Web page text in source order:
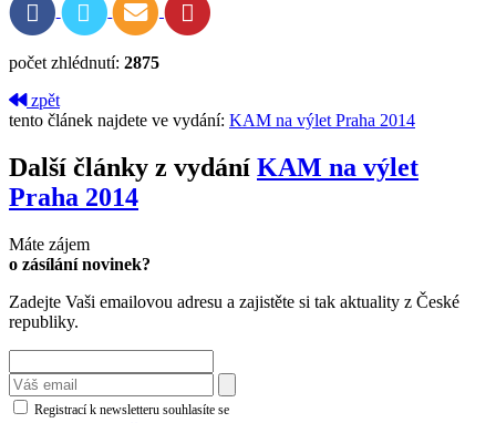
počet zhlédnutí: 2875
zpět
tento článek najdete ve vydání: KAM na výlet Praha 2014
Další články z vydání KAM na výlet
Praha 2014
Máte zájem
o zásílání novinek?
Zadejte Vaši emailovou adresu a zajistěte si tak aktuality z České
republiky.
Registrací k newsletteru souhlasíte se